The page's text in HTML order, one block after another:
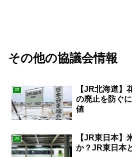
その他の協議会情報
JR
【JR北海道】
の廃止を防ぐ
値
JR
【JR東日本】
か？JR東日本